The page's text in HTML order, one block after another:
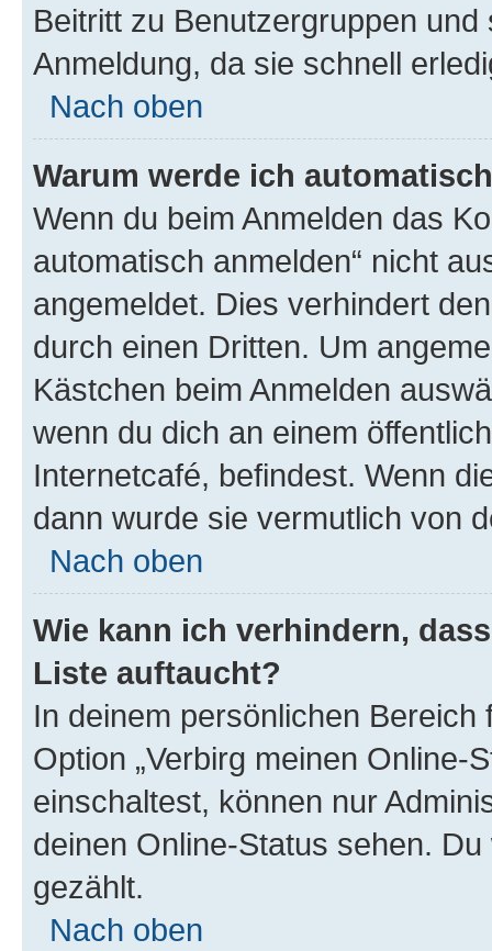
Beitritt zu Benutzergruppen
Anmeldung, da sie schnell
Nach oben
Warum werde ich
Wenn du beim Anmelden das
automatisch anmelden“ nicht
angemeldet. Dies verhindert
durch einen Dritten. Um
Kästchen beim Anmelden
wenn du dich an einem
Internetcafé, befindest. Wenn
dann wurde sie vermutlich von
Nach oben
Wie kann ich verhindern,
Liste auftaucht?
In deinem persönlichen
Option „Verbirg meinen Online-
einschaltest, können nur
deinen Online-Status sehen.
gezählt.
Nach oben